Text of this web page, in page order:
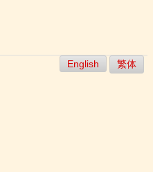
English 繁体